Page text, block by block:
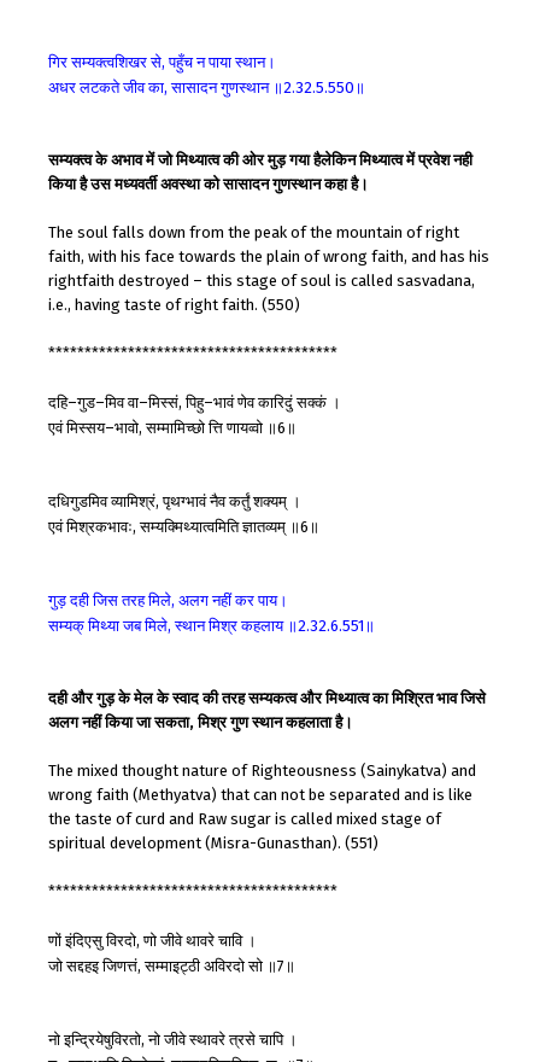
गिरसम्यक्त्वशिखरसे,पहुँचनपायास्थान।
अधरलटकतेजीवका,सासादनगुणस्थान ॥2.32.5.550 ॥
सम्यक्त्व के अभाव में जो मिथ्यात्व की ओर मुड़ गया हैलेकिन मिथ्यात्व में प्रवेश नही
किया है उस मध्यवर्ती अवस्था को सासादन गुणस्थान कहा है।
The soul falls down from the peak of the mountain of right
faith, with his face towards the plain of wrong faith, and has his
rightfaith destroyed – this stage of soul is called sasvadana,
i.e., having taste of right faith. (550)
****************************************
दहि–गुड–मिववा–मिस्सं,पिहु–भावंणेवकारिदुंसक्कं ।
एवंमिस्सय–भावो,सम्मामिच्छोत्तिणायव्वो ॥6 ॥
दधिगुडमिवव्यामिश्रं,पृथग्भावंनैवकर्तुंशक्यम् ।
एवंमिश्रकभावः,सम्यक्मिथ्यात्वमितिज्ञातव्यम् ॥6 ॥
गुड़दहीजिसतरहमिले, अलगनहींकरपाय।
सम्यक्मिथ्याजबमिले,स्थानमिश्रकहलाय ॥2.32.6.551 ॥
दही और गुड़ के मेल के स्वाद की तरह सम्यकत्व और मिथ्यात्व का मिश्रित भाव जिसे
अलग नहीं किया जा सकता, मिश्र गुण स्थान कहलाता है।
The mixed thought nature of Righteousness (Sainykatva) and
wrong faith (Methyatva) that can not be separated and is like
the taste of curd and Raw sugar is called mixed stage of
spiritual development (Misra-Gunasthan). (551)
****************************************
णोंइंदिएसुविरदो,णोजीवेथावरेचावि ।
जोसद्दहइजिणत्तं,सम्माइट्ठीअविरदोसो ॥7 ॥
नोइन्द्रियेषुविरतो,नोजीवेस्थावरेत्रसेचापि ।